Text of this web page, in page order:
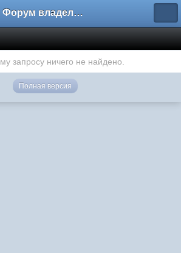
Форум владельцев интернет-магазинов
запросу ничего не найдено.
Полная версия